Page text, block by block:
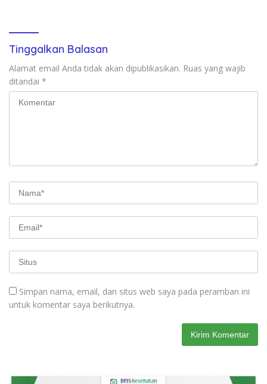
Tinggalkan Balasan
Alamat email Anda tidak akan dipublikasikan. Ruas yang wajib
ditandai *
Simpan nama, email, dan situs web saya pada peramban ini
untuk komentar saya berikutnya.